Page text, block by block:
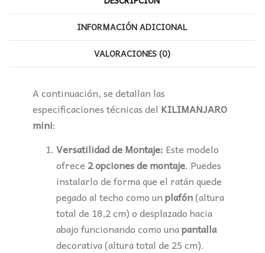
INFORMACIÓN ADICIONAL
VALORACIONES (0)
A continuación, se detallan las
especificaciones técnicas del KILIMANJARO
mini:
Versatilidad de Montaje: Este modelo
ofrece 2 opciones de montaje. Puedes
instalarlo de forma que el ratán quede
pegado al techo como unplafón(altura
total de 18,2 cm) o desplazado hacia
abajo funcionando como unapantalla
decorativa (altura total de 25 cm).